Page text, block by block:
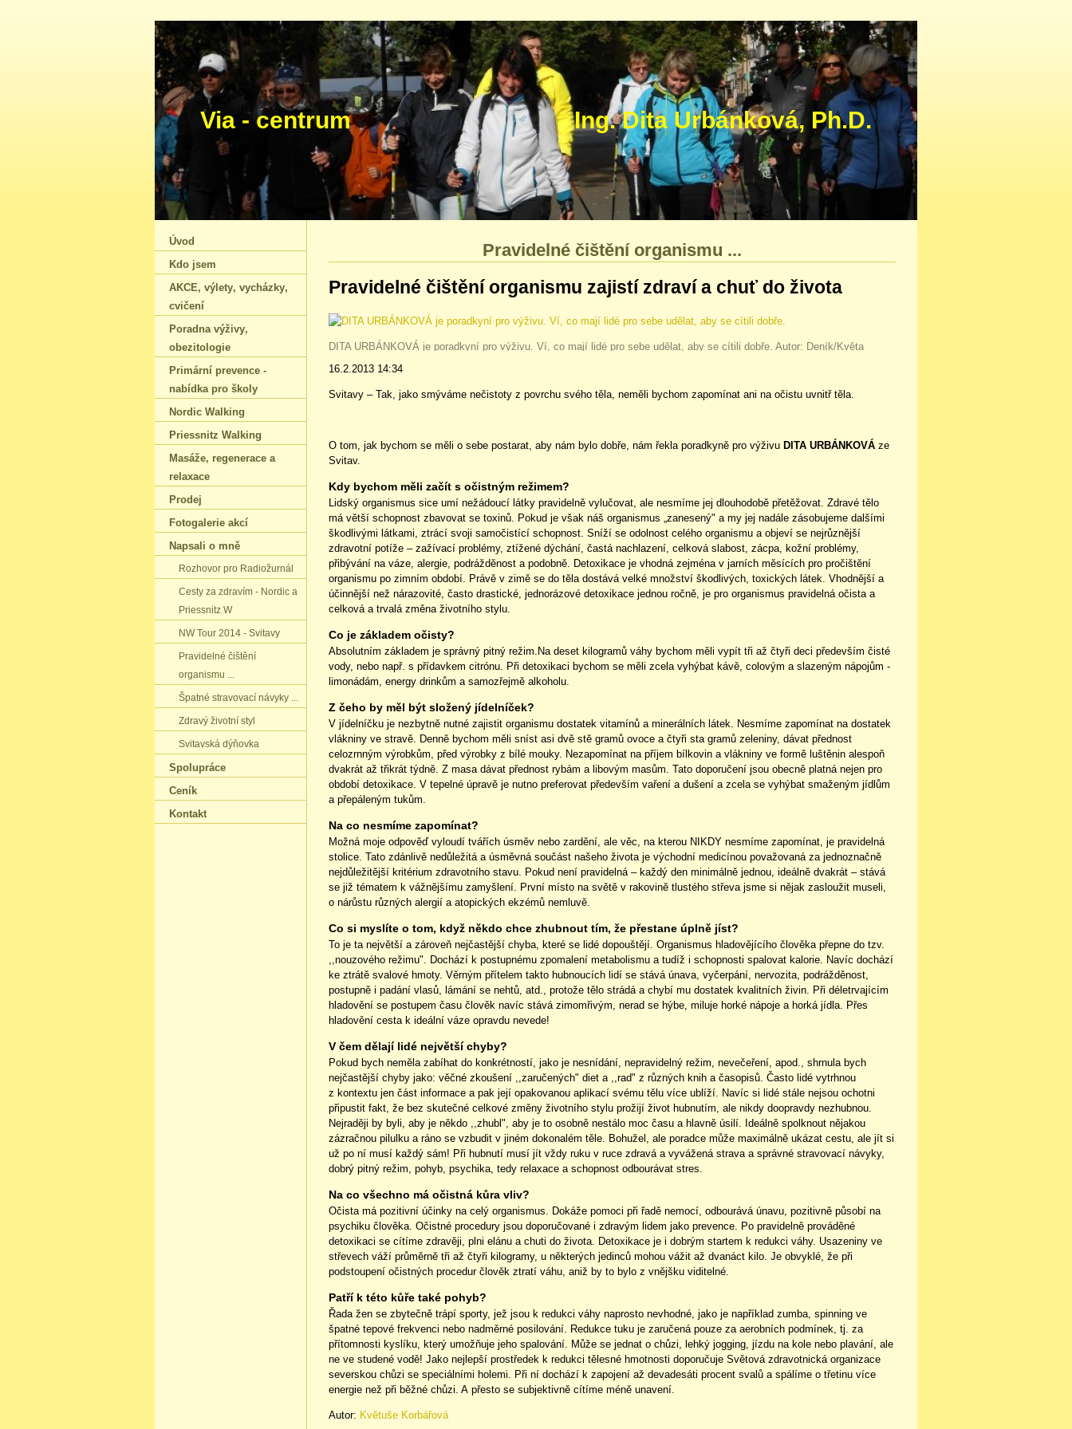
Via - centrum Ing. Dita Urbánková‚ Ph.D.
Pravidelné čištění organismu ...
Pravidelné čištění organismu zajistí zdraví a chuť do života
DITA URBÁNKOVÁ je poradkyní pro výživu. Ví, co mají lidé pro sebe udělat, aby se cítili dobře. Autor: Deník/Květa
Korbářová
16.2.2013 14:34
Svitavy – Tak, jako smýváme nečistoty z povrchu svého těla, neměli bychom zapomínat ani na očistu uvnitř těla.
O tom, jak bychom se měli o sebe postarat, aby nám bylo dobře, nám řekla poradkyně pro výživu DITA URBÁNKOVÁ ze
Svitav.
Kdy bychom měli začít s očistným režimem?
Lidský organismus sice umí nežádoucí látky pravidelně vylučovat, ale nesmíme jej dlouhodobě přetěžovat. Zdravé tělo
má větší schopnost zbavovat se toxinů. Pokud je však náš organismus „zanesený" a my jej nadále zásobujeme dalšími
škodlivými látkami, ztrácí svoji samočistící schopnost. Sníží se odolnost celého organismu a objeví se nejrůznější
zdravotní potíže – zažívací problémy, ztížené dýchání, častá nachlazení, celková slabost, zácpa, kožní problémy,
přibývání na váze, alergie, podrážděnost a podobně. Detoxikace je vhodná zejména v jarních měsících pro pročištění
organismu po zimním období. Právě v zimě se do těla dostává velké množství škodlivých, toxických látek. Vhodnější a
účinnější než nárazovité, často drastické, jednorázové detoxikace jednou ročně, je pro organismus pravidelná očista a
celková a trvalá změna životního stylu.
Co je základem očisty?
Absolutním základem je správný pitný režim.Na deset kilogramů váhy bychom měli vypít tři až čtyři deci především čisté
vody, nebo např. s přídavkem citrónu. Při detoxikaci bychom se měli zcela vyhýbat kávě, colovým a slazeným nápojům -
limonádám, energy drinkům a samozřejmě alkoholu.
Z čeho by měl být složený jídelníček?
V jídelníčku je nezbytně nutné zajistit organismu dostatek vitamínů a minerálních látek. Nesmíme zapomínat na dostatek
vlákniny ve stravě. Denně bychom měli sníst asi dvě stě gramů ovoce a čtyři sta gramů zeleniny, dávat přednost
celozrnným výrobkům, před výrobky z bílé mouky. Nezapomínat na příjem bílkovin a vlákniny ve formě luštěnin alespoň
dvakrát až třikrát týdně. Z masa dávat přednost rybám a libovým masům. Tato doporučení jsou obecně platná nejen pro
období detoxikace. V tepelné úpravě je nutno preferovat především vaření a dušení a zcela se vyhýbat smaženým jídlům
a přepáleným tukům.
Na co nesmíme zapomínat?
Možná moje odpověď vyloudí tvářích úsměv nebo zardění, ale věc, na kterou NIKDY nesmíme zapomínat, je pravidelná
stolice. Tato zdánlivě nedůležitá a úsměvná součást našeho života je východní medicínou považovaná za jednoznačně
nejdůležitější kritérium zdravotního stavu. Pokud není pravidelná – každý den minimálně jednou, ideálně dvakrát – stává
se již tématem k vážnějšímu zamyšlení. První místo na světě v rakovině tlustého střeva jsme si nějak zasloužit museli,
o nárůstu různých alergií a atopických ekzémů nemluvě.
Co si myslíte o tom, když někdo chce zhubnout tím, že přestane úplně jíst?
To je ta největší a zároveň nejčastější chyba, které se lidé dopouštějí. Organismus hladovějícího člověka přepne do tzv.
,,nouzového režimu". Dochází k postupnému zpomalení metabolismu a tudíž i schopnosti spalovat kalorie. Navíc dochází
ke ztrátě svalové hmoty. Věrným přítelem takto hubnoucích lidí se stává únava, vyčerpání, nervozita, podrážděnost,
postupně i padání vlasů, lámání se nehtů, atd., protože tělo strádá a chybí mu dostatek kvalitních živin. Při déletrvajícím
hladovění se postupem času člověk navíc stává zimomřivým, nerad se hýbe, miluje horké nápoje a horká jídla. Přes
hladovění cestak ideální váze opravdu nevede!
V čem dělají lidé největší chyby?
Pokud bych neměla zabíhat do konkrétností, jako je nesnídání, nepravidelný režim, nevečeření, apod., shrnula bych
nejčastější chyby jako: věčné zkoušení ,,zaručených" diet a ,,rad" z různých knih a časopisů. Často lidé vytrhnou
z kontextu jen část informace a pak její opakovanou aplikací svému tělu více ublíží. Navíc si lidé stále nejsou ochotni
připustit fakt, že bez skutečné celkové změny životního stylu prožijí život hubnutím, ale nikdy doopravdy nezhubnou.
Nejraději by byli, aby je někdo ,,zhubl", aby je to osobně nestálo moc času a hlavně úsilí. Ideálně spolknout nějakou
zázračnou pilulku a ráno se vzbudit v jiném dokonalém těle. Bohužel, ale poradce může maximálně ukázat cestu, ale jít si
už po ní musí každý sám! Při hubnutí musí jít vždy ruku v ruce zdravá a vyvážená strava a správné stravovací návyky,
dobrý pitný režim, pohyb, psychika, tedy relaxace a schopnost odbourávat stres.
Na co všechno má očistná kůra vliv?
Očista má pozitivní účinky na celý organismus. Dokáže pomoci při řadě nemocí, odbourává únavu, pozitivně působí na
psychiku člověka. Očistné procedury jsou doporučované i zdravým lidem jako prevence. Po pravidelně prováděné
detoxikaci se cítíme zdravěji, plni elánu a chuti do života. Detoxikace je i dobrým startem k redukci váhy. Usazeniny ve
střevech váží průměrně tři až čtyři kilogramy, u některých jedinců mohou vážit až dvanáct kilo. Je obvyklé, že při
podstoupení očistných procedur člověk ztratí váhu, aniž by to bylo z vnějšku viditelné.
Patří k této kůře také pohyb?
Řada žen se zbytečně trápí sporty, jež jsou k redukci váhy naprosto nevhodné, jako je například zumba, spinning ve
špatné tepové frekvenci nebo nadměrné posilování. Redukce tuku je zaručená pouze za aerobních podmínek, tj. za
přítomnosti kyslíku, který umožňuje jeho spalování. Může se jednat o chůzi, lehký jogging, jízdu na kole nebo plavání, ale
ne ve studené vodě! Jako nejlepší prostředek k redukci tělesné hmotnosti doporučuje Světová zdravotnická organizace
severskou chůzi se speciálními holemi. Při ní dochází k zapojení až devadesáti procent svalů a spálíme o třetinu více
energie než při běžné chůzi. A přesto se subjektivně cítíme méně unavení.
Autor: Květuše Korbářová
Úvod
Kdo jsem
AKCE‚ výlety‚ vycházky‚
cvičení
Poradna výživy‚
obezitologie
Primární prevence -
nabídka pro školy
Nordic Walking
Priessnitz Walking
Masáže‚ regenerace a
relaxace
Prodej
Fotogalerie akcí
Napsali o mně
Rozhovor pro Radiožurnál
Cesty za zdravím - Nordic a
Priessnitz W
NW Tour 2014 - Svitavy
Pravidelné čištění
organismu ...
Špatné stravovací návyky ...
Zdravý životní styl
Svitavská dýňovka
Spolupráce
Ceník
Kontakt